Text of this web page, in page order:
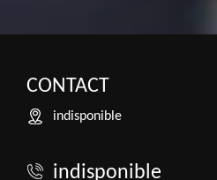
CONTACT
indisponible
indisponible